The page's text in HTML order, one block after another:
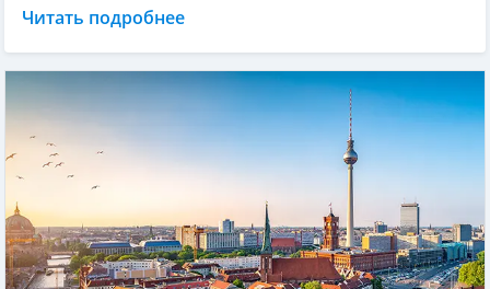
Читать подробнее